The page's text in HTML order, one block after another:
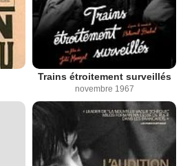
Trains étroitement surveillés
novembre 1967